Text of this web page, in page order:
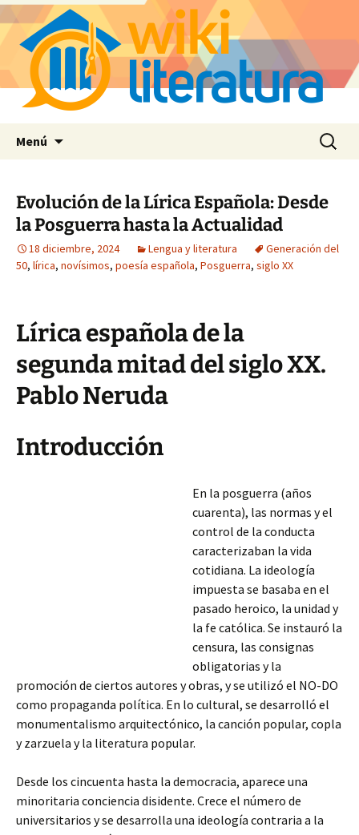
Menú Buscar:
Evolución de la Lírica Española: Desde
la Posguerra hasta la Actualidad
18 diciembre, 2024 Lengua y literatura
Generación del
50, lírica, novísimos, poesía española, Posguerra, siglo XX
Lírica española de la
segunda mitad del siglo XX.
Pablo Neruda
Introducción
En la posguerra (años
cuarenta), las normas y el
control de la conducta
caracterizaban la vida
cotidiana. La ideología
impuesta se basaba en el
pasado heroico, la unidad y
la fe católica. Se instauró la
censura, las consignas
obligatorias y la
promoción de ciertos autores y obras, y se utilizó el NO-DO
como propaganda política. En lo cultural, se desarrolló el
monumentalismo arquitectónico, la canción popular, copla
y zarzuela y la literatura popular.
Desde los cincuenta hasta la democracia, aparece una
minoritaria conciencia disidente. Crece el número de
universitarios y se desarrolla una ideología contraria a la